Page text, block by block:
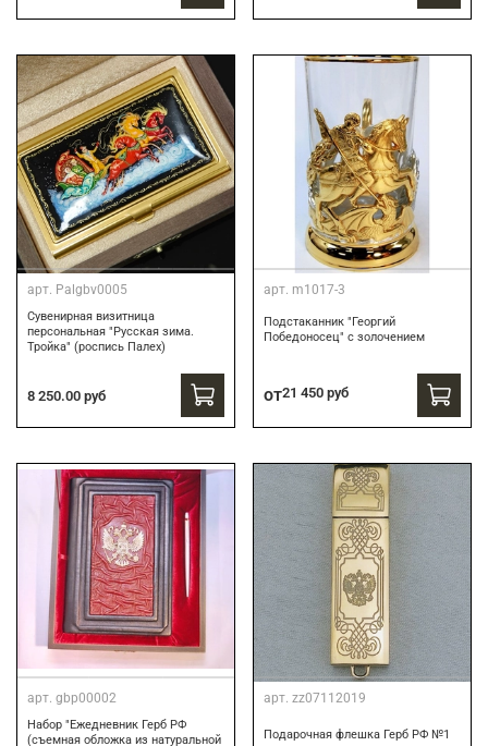
арт. Palgbv0005
Сувенирная визитница
персональная "Русская зима.
Тройка" (роспись Палех)
8 250.00 руб
арт. m1017-3
Подстаканник "Георгий
Победоносец" с золочением
от21 450 руб
арт. gbp00002
Набор "Ежедневник Герб РФ
(съемная обложка из натуральной
арт. zz07112019
Подарочная флешка Герб РФ №1